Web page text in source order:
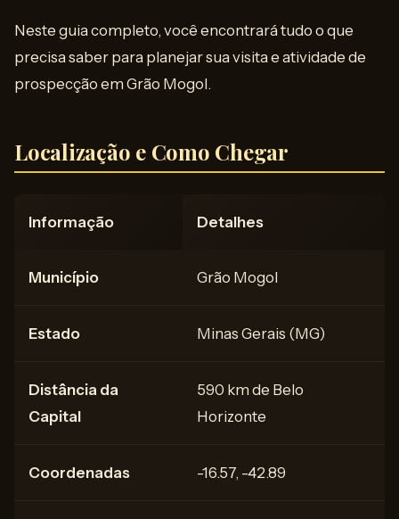
Neste guia completo, você encontrará tudo o que
precisa saber para planejar sua visita e atividade de
prospecção em Grão Mogol.
Localização e Como Chegar
Informação Detalhes
Município Grão Mogol
Estado Minas Gerais (MG)
Distância da
Capital
590 km de Belo
Horizonte
Coordenadas -16.57, -42.89